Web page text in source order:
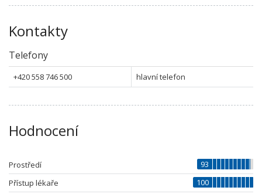
Kontakty
Telefony
+420 558 746 500 hlavní telefon
Hodnocení
Prostředí
93
Přístup lékaře
100